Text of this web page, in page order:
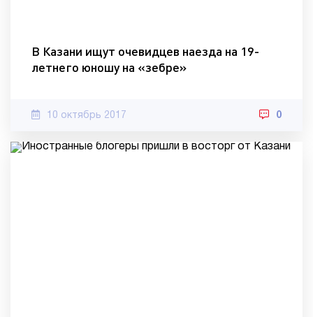
В Казани ищут очевидцев наезда на 19-
летнего юношу на «зебре»
10 октябрь 2017 0